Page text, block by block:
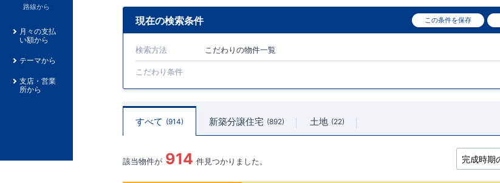
路線から
月々の支払
い額から
テーマから
支店・営業
所から
現在の検索条件 この条件を保存
検索方法 こだわりの物件一覧
こだわり条件
すべて 914 新築分譲住宅 892 土地 22
該当物件が 914 件見つかりました。